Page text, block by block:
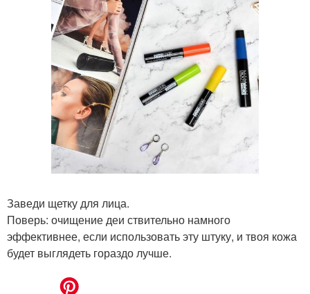
Заведи щетку для лица.
Поверь: очищение деи ствительно намного
эффективнее, если использовать эту штуку, и твоя кожа
будет выглядеть гораздо лучше.